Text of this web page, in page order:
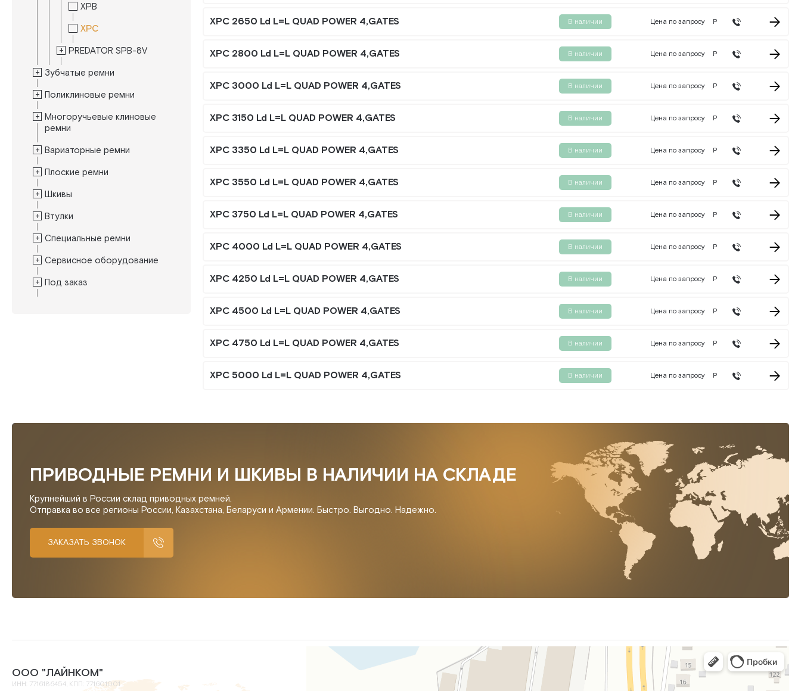
XPB
XPC
PREDATOR SPB-8V
Зубчатые ремни
Поликлиновые ремни
Многоручьевые клиновые
ремни
Вариаторные ремни
Плоские ремни
Шкивы
Втулки
Специальные ремни
Сервисное оборудование
Под заказ
XPС 2650 Ld L=L QUAD POWER 4,GATES В наличии Цена по запросу Р
XPС 2800 Ld L=L QUAD POWER 4,GATES В наличии Цена по запросу Р
XPС 3000 Ld L=L QUAD POWER 4,GATES В наличии Цена по запросу Р
XPС 3150 Ld L=L QUAD POWER 4,GATES В наличии Цена по запросу Р
XPС 3350 Ld L=L QUAD POWER 4,GATES В наличии Цена по запросу Р
XPС 3550 Ld L=L QUAD POWER 4,GATES В наличии Цена по запросу Р
XPС 3750 Ld L=L QUAD POWER 4,GATES В наличии Цена по запросу Р
XPС 4000 Ld L=L QUAD POWER 4,GATES В наличии Цена по запросу Р
XPС 4250 Ld L=L QUAD POWER 4,GATES В наличии Цена по запросу Р
XPС 4500 Ld L=L QUAD POWER 4,GATES В наличии Цена по запросу Р
XPС 4750 Ld L=L QUAD POWER 4,GATES В наличии Цена по запросу Р
XPС 5000 Ld L=L QUAD POWER 4,GATES В наличии Цена по запросу Р
ПРИВОДНЫЕ РЕМНИ И ШКИВЫ В НАЛИЧИИ НА СКЛАДЕ
Крупнейший в России склад приводных ремней.
Отправка во все регионы России, Казахстана, Беларуси и Армении. Быстро. Выгодно. Надежно.
ЗАКАЗАТЬ ЗВОНОК
ООО "ЛАЙНКОМ"
ИНН: 7716186454, КПП: 771601001